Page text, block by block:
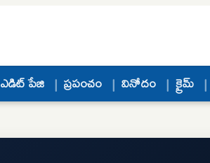
ఎడిట్ పేజి ప్రపంచం వినోదం క్రైమ్